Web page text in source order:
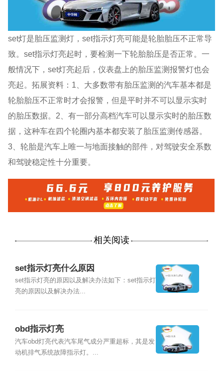
set灯是胎压监测灯，set指示灯亮可能是轮胎胎压不正常导
致。set指示灯亮起时，要检测一下轮胎胎压是否正常。一
般情况下，set灯亮起后，仪表盘上的胎压监测报警灯也会
亮起。拓展资料：1、大多数带有胎压监测的汽车基本都是
轮胎胎压不正常时才会报警，但是平时并不可以显示实时
的胎压数据。2、有一部分高档汽车可以显示实时的胎压数
据，这种车在四个轮圈内基本都安装了胎压监测传感器。
3、轮胎是汽车上唯一与地面接触的部件，对驾驶安全系数
和驾驶稳定性十分重要。
相关阅读
set指示灯亮什么原因
set指示灯亮的原因以及解决办法如下：set指示灯
亮的原因以及解决办法...
obd指示灯亮
汽车obd灯亮代表汽车尾气成分严重超标，其是发
动机排气系统故障指示灯。...